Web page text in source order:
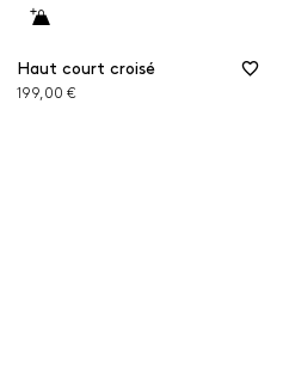
Haut court croisé
199,00 €